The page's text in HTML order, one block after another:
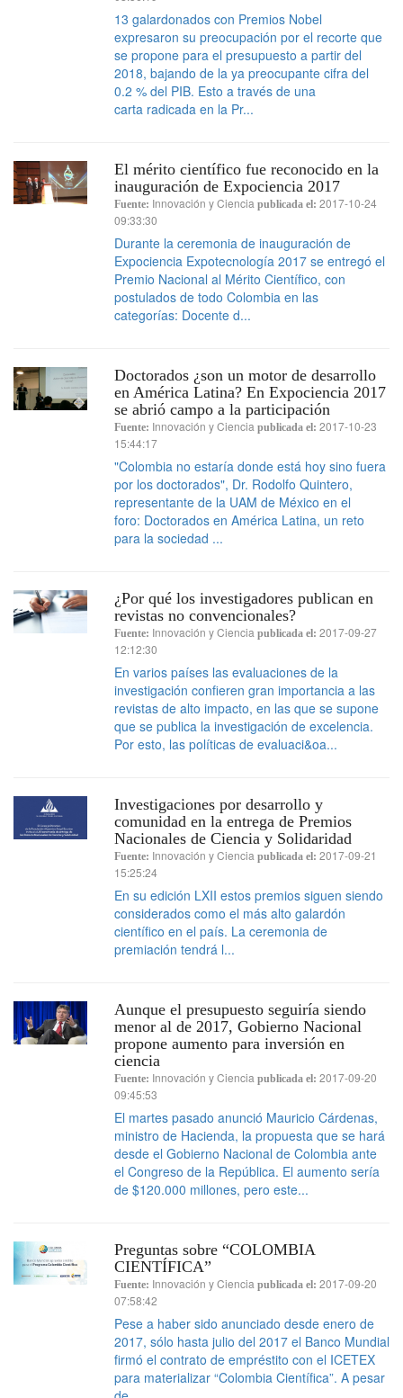
13 galardonados con Premios Nobel
expresaron su preocupación por el recorte que
se propone para el presupuesto a partir del
2018, bajando de la ya preocupante cifra del
0.2 % del PIB. Esto a través de una
carta radicada en la Pr...
El mérito científico fue reconocido en la
inauguración de Expociencia 2017
Fuente: Innovación y Ciencia publicada el: 2017-10-24
09:33:30
Durante la ceremonia de inauguración de
Expociencia Expotecnología 2017 se entregó el
Premio Nacional al Mérito Científico, con
postulados de todo Colombia en las
categorías: Docente d...
Doctorados ¿son un motor de desarrollo
en América Latina? En Expociencia 2017
se abrió campo a la participación
Fuente: Innovación y Ciencia publicada el: 2017-10-23
15:44:17
"Colombia no estaría donde está hoy sino fuera
por los doctorados", Dr. Rodolfo Quintero,
representante de la UAM de México en el
foro: Doctorados en América Latina, un reto
para la sociedad ...
¿Por qué los investigadores publican en
revistas no convencionales?
Fuente: Innovación y Ciencia publicada el: 2017-09-27
12:12:30
En varios países las evaluaciones de la
investigación confieren gran importancia a las
revistas de alto impacto, en las que se supone
que se publica la investigación de excelencia.
Por esto, las políticas de evaluaci&oa...
Investigaciones por desarrollo y
comunidad en la entrega de Premios
Nacionales de Ciencia y Solidaridad
Fuente: Innovación y Ciencia publicada el: 2017-09-21
15:25:24
En su edición LXII estos premios siguen siendo
considerados como el más alto galardón
científico en el país. La ceremonia de
premiación tendrá l...
Aunque el presupuesto seguiría siendo
menor al de 2017, Gobierno Nacional
propone aumento para inversión en
ciencia
Fuente: Innovación y Ciencia publicada el: 2017-09-20
09:45:53
El martes pasado anunció Mauricio Cárdenas,
ministro de Hacienda, la propuesta que se hará
desde el Gobierno Nacional de Colombia ante
el Congreso de la República. El aumento sería
de $120.000 millones, pero este...
Preguntas sobre “COLOMBIA
CIENTÍFICA”
Fuente: Innovación y Ciencia publicada el: 2017-09-20
07:58:42
Pese a haber sido anunciado desde enero de
2017, sólo hasta julio del 2017 el Banco Mundial
firmó el contrato de empréstito con el ICETEX
para materializar “Colombia Científica”. A pesar